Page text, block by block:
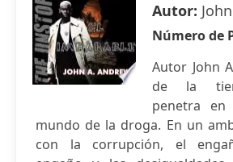
Autor:
Número de
Autor John
de la
penetra
mundo de la droga. En un
con la corrupción, el